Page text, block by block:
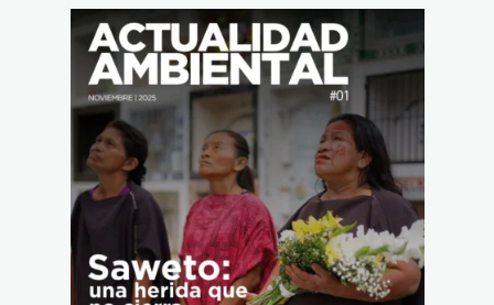
Descarga la primera edición de la revista
Actualidad Ambiental